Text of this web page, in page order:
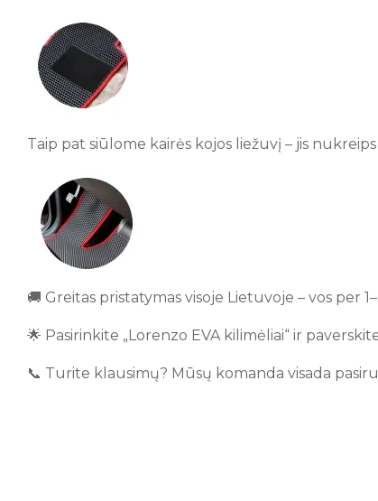
Taip pat siūlome kairės kojos liežuvį – jis
🚚 Greitas pristatymas visoje Lietuvoje – vos per
🌟 Pasirinkite „Lorenzo EVA kilimėliai“ ir
📞 Turite klausimų? Mūsų komanda visada